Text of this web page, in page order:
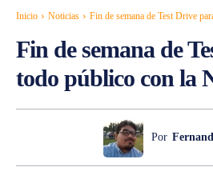
Inicio Noticias Fin de semana de Test Drive
Fin de semana de
todo público con la
Por